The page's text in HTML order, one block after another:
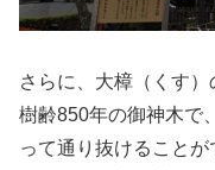
さらに、大樟（くす）
樹齢850年の御神木で
って通り抜けることが